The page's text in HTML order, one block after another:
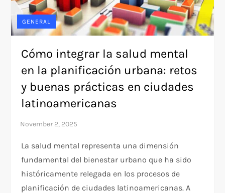
GENERAL
Cómo integrar la salud mental
en la planificación urbana: retos
y buenas prácticas en ciudades
latinoamericanas
La salud mental representa una dimensión
fundamental del bienestar urbano que ha sido
históricamente relegada en los procesos de
planificación de ciudades latinoamericanas. A